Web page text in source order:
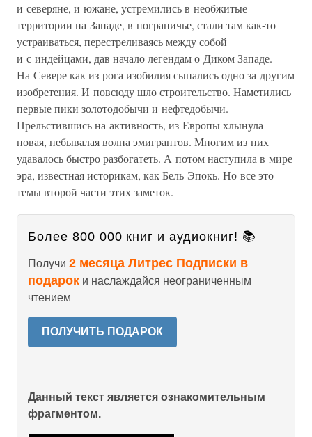
и северяне, и южане, устремились в необжитые
территории на Западе, в пограничье, стали там как-то
устраиваться, перестреливаясь между собой
и с индейцами, дав начало легендам о Диком Западе.
На Севере как из рога изобилия сыпались одно за другим
изобретения. И повсюду шло строительство. Наметились
первые пики золотодобычи и нефтедобычи.
Прельстившись на активность, из Европы хлынула
новая, небывалая волна эмигрантов. Многим из них
удавалось быстро разбогатеть. А потом наступила в мире
эра, известная историкам, как Бель-Эпокь. Но все это –
темы второй части этих заметок.
Более 800 000 книг и аудиокниг! 📚
Получи 2 месяца Литрес Подписки в
подарок и наслаждайся неограниченным
чтением
ПОЛУЧИТЬ ПОДАРОК
Данный текст является ознакомительным
фрагментом.